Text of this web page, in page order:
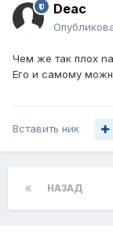
Deac
Чем же так плох
Его и самому
Вставить ник
НАЗАД